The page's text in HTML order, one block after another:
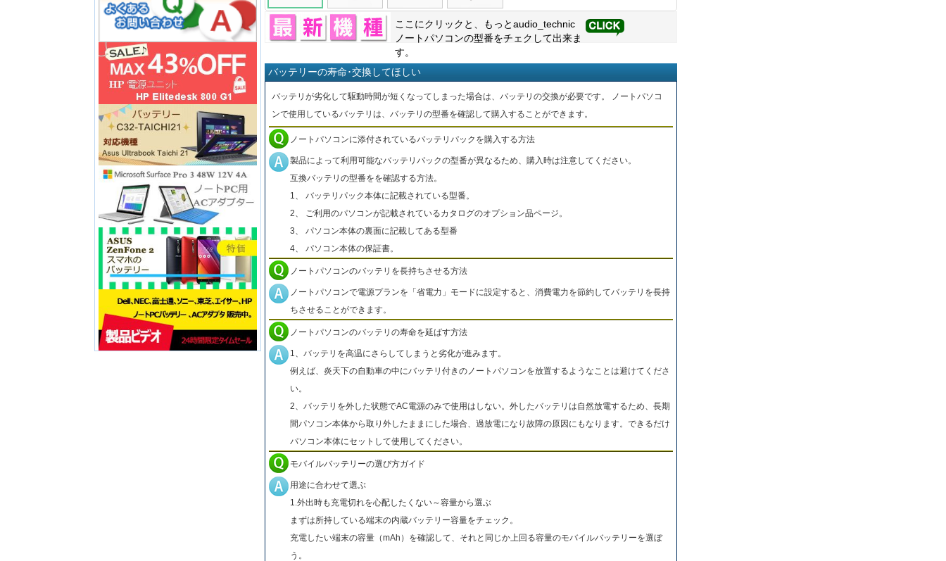
ここにクリックと、もっとaudio_technic
ノートパソコンの型番をチェクして出来ま
す。
バッテリーの寿命･交換してほしい
バッテリが劣化して駆動時間が短くなってしまった場合は、バッテリの交換が必要です。 ノートパソコ
ンで使用しているバッテリは、バッテリの型番を確認して購入することができます。
ノートパソコンに添付されているバッテリパックを購入する方法
製品によって利用可能なバッテリパックの型番が異なるため、購入時は注意してください。
互換バッテリの型番をを確認する方法。
1、 バッテリパック本体に記載されている型番。
2、 ご利用のパソコンが記載されているカタログのオプション品ページ。
3、 パソコン本体の裏面に記載してある型番
4、 パソコン本体の保証書。
ノートパソコンのバッテリを長持ちさせる方法
ノートパソコンで電源プランを「省電力」モードに設定すると、消費電力を節約してバッテリを長持
ちさせることができます。
ノートパソコンのバッテリの寿命を延ばす方法
1、バッテリを高温にさらしてしまうと劣化が進みます。
例えば、炎天下の自動車の中にバッテリ付きのノートパソコンを放置するようなことは避けてくださ
い。
2、バッテリを外した状態でAC電源のみで使用はしない。外したバッテリは自然放電するため、長期
間パソコン本体から取り外したままにした場合、過放電になり故障の原因にもなります。できるだけ
パソコン本体にセットして使用してください。
モバイルバッテリーの選び方ガイド
用途に合わせて選ぶ
1.外出時も充電切れを心配したくない～容量から選ぶ
まずは所持している端末の内蔵バッテリー容量をチェック。
充電したい端末の容量（mAh）を確認して、それと同じか上回る容量のモバイルバッテリーを選ぼ
う。